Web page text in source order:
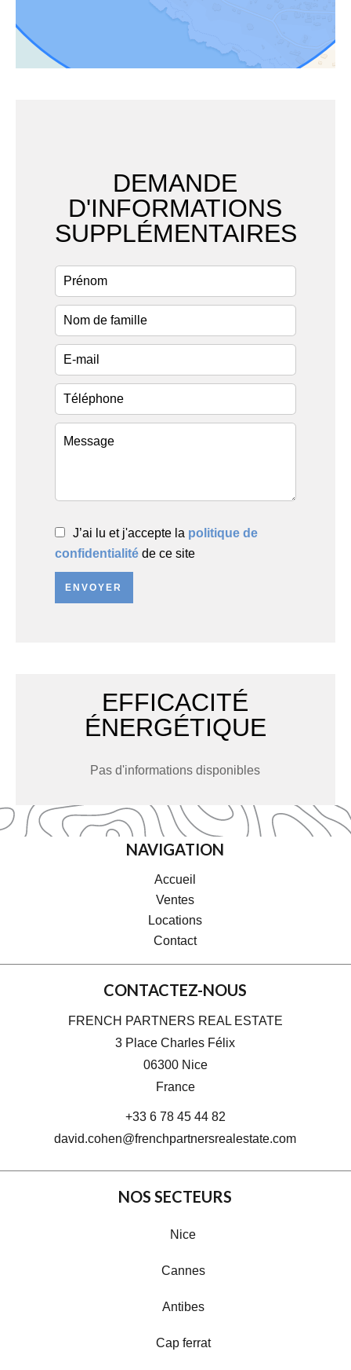
DEMANDE
D'INFORMATIONS
SUPPLÉMENTAIRES
J’ai lu et j'accepte la politique de
confidentialité de ce site
ENVOYER
EFFICACITÉ
ÉNERGÉTIQUE
Pas d'informations disponibles
NAVIGATION
Accueil
Ventes
Locations
Contact
CONTACTEZ-NOUS
FRENCH PARTNERS REAL ESTATE
3 Place Charles Félix
06300 Nice
France
+33 6 78 45 44 82
david.cohen@frenchpartnersrealestate.com
NOS SECTEURS
Nice
Cannes
Antibes
Cap ferrat